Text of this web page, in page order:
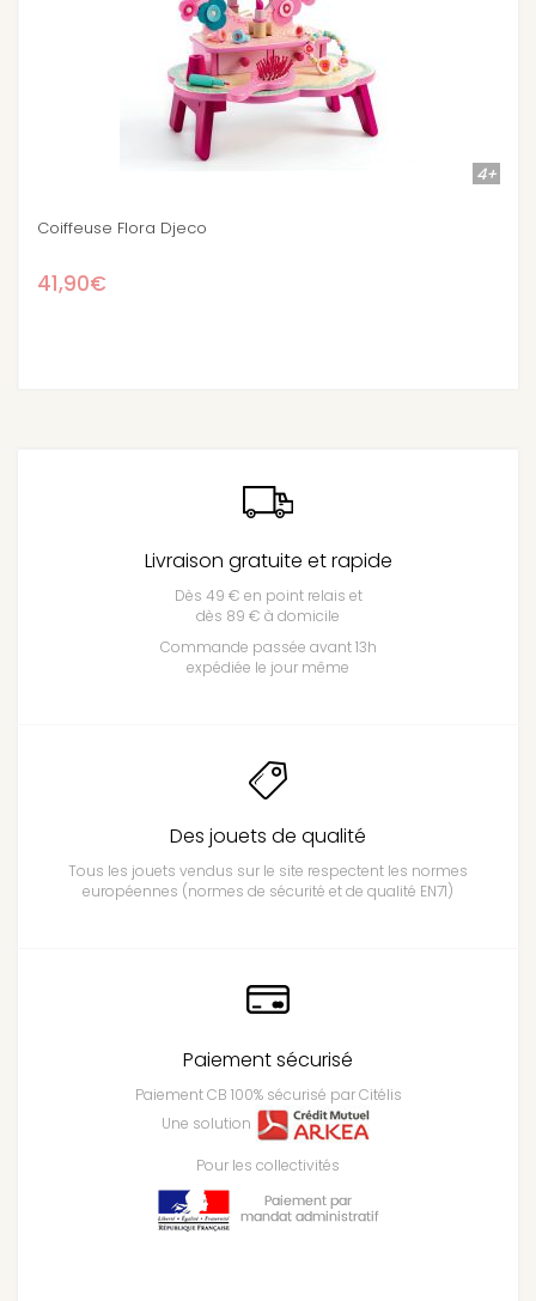
Vanity p'tite miss
Livraison gratuite et rapide
Dès 49 € en point relais et
dès 89 € à domicile
Commande passée avant 13h
expédiée le jour même
Des jouets de qualité
Tous les jouets vendus sur le site respectent les normes
européennes (normes de sécurité et de qualité EN71)
Paiement sécurisé
Paiement CB 100% sécurisé par Citélis
Une solution
Pour les collectivités